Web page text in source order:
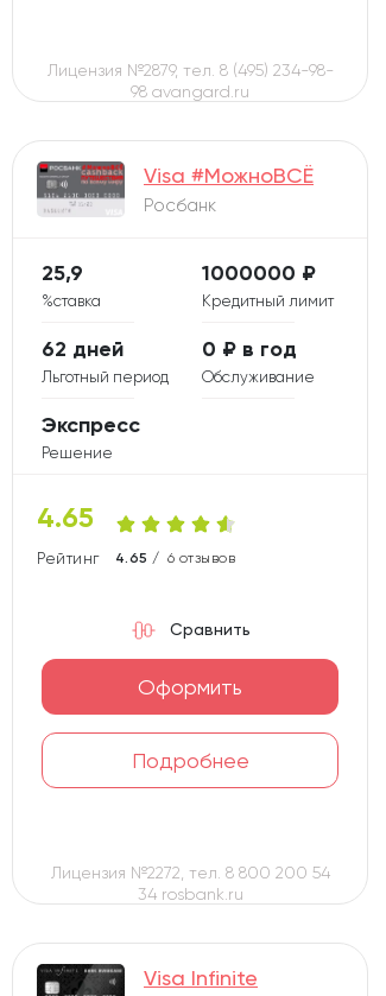
Лицензия №2879, тел. 8 (495) 234-98-
98 avangard.ru
Visa #МожноВСЁ
Росбанк
4.65
Рейтинг карты
4.65 / 6 отзывов
%ставка
25,9
Кредитный лимит
1000000 ₽
Льготный период
62 дней
Обслуживание
0 ₽ в год
Решение
Экспресс
Оформить
Подробнее
Сравнить
Лицензия №2272, тел. 8 800 200 54
34 rosbank.ru
Visa Infinite